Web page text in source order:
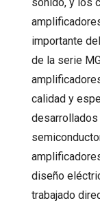
importante
de la serie
calidad y
desarrollados
diseño
trabajado